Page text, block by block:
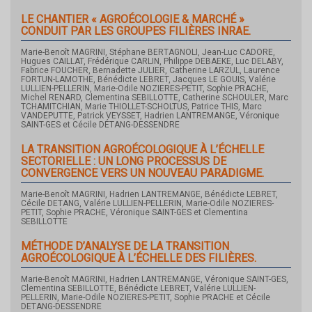
LE CHANTIER « AGROÉCOLOGIE & MARCHÉ »
CONDUIT PAR LES GROUPES FILIÈRES INRAE.
Marie-Benoît MAGRINI, Stéphane BERTAGNOLI, Jean-Luc CADORE,
Hugues CAILLAT, Frédérique CARLIN, Philippe DEBAEKE, Luc DELABY,
Fabrice FOUCHER, Bernadette JULIER, Catherine LARZUL, Laurence
FORTUN-LAMOTHE, Bénédicte LEBRET, Jacques LE GOUIS, Valérie
LULLIEN-PELLERIN, Marie-Odile NOZIERES-PETIT, Sophie PRACHE,
Michel RENARD, Clementina SEBILLOTTE, Catherine SCHOULER, Marc
TCHAMITCHIAN, Marie THIOLLET-SCHOLTUS, Patrice THIS, Marc
VANDEPUTTE, Patrick VEYSSET, Hadrien LANTREMANGE, Véronique
SAINT-GES et Cécile DÉTANG-DESSENDRE
LA TRANSITION AGROÉCOLOGIQUE À L’ÉCHELLE
SECTORIELLE : UN LONG PROCESSUS DE
CONVERGENCE VERS UN NOUVEAU PARADIGME.
Marie-Benoît MAGRINI, Hadrien LANTREMANGE, Bénédicte LEBRET,
Cécile DETANG, Valérie LULLIEN-PELLERIN, Marie-Odile NOZIERES-
PETIT, Sophie PRACHE, Véronique SAINT-GES et Clementina
SEBILLOTTE
MÉTHODE D’ANALYSE DE LA TRANSITION
AGROÉCOLOGIQUE À L’ÉCHELLE DES FILIÈRES.
Marie-Benoît MAGRINI, Hadrien LANTREMANGE, Véronique SAINT-GES,
Clementina SEBILLOTTE, Bénédicte LEBRET, Valérie LULLIEN-
PELLERIN, Marie-Odile NOZIERES-PETIT, Sophie PRACHE et Cécile
DETANG-DESSENDRE